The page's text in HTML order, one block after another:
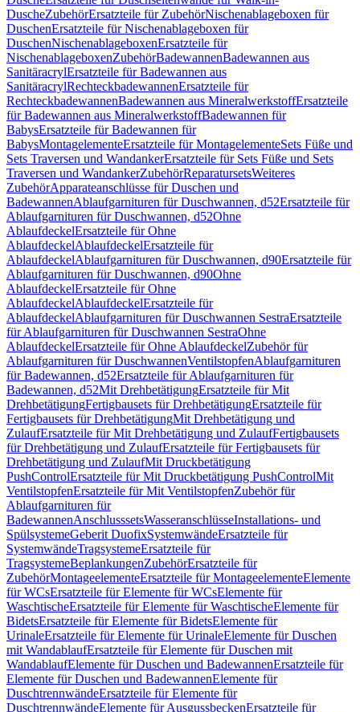
DuscheZubehörErsatzteile für ZubehörNischenablageboxen für
DuschenErsatzteile für Nischenablageboxen für
DuschenNischenablageboxenErsatzteile für
NischenablageboxenZubehörBadewannenBadewannen aus
SanitäracrylErsatzteile für Badewannen aus
SanitäracrylRechteckbadewannenErsatzteile für
RechteckbadewannenBadewannen aus MineralwerkstoffErsatzteile
für Badewannen aus MineralwerkstoffBadewannen für
BabysErsatzteile für Badewannen für
BabysMontagelementeErsatzteile für MontagelementeSets Füße und
Sets Traversen und WandankerErsatzteile für Sets Füße und Sets
Traversen und WandankerZubehörReparatursetsWeiteres
ZubehörApparateanschlüsse für Duschen und
BadewannenAblaufgarnituren für Duschwannen, d52Ersatzteile für
Ablaufgarnituren für Duschwannen, d52Ohne
AblaufdeckelErsatzteile für Ohne
AblaufdeckelAblaufdeckelErsatzteile für
AblaufdeckelAblaufgarnituren für Duschwannen, d90Ersatzteile für
Ablaufgarnituren für Duschwannen, d90Ohne
AblaufdeckelErsatzteile für Ohne
AblaufdeckelAblaufdeckelErsatzteile für
AblaufdeckelAblaufgarnituren für Duschwannen SestraErsatzteile
für Ablaufgarnituren für Duschwannen SestraOhne
AblaufdeckelErsatzteile für Ohne AblaufdeckelZubehör für
Ablaufgarnituren für DuschwannenVentilstopfenAblaufgarnituren
für Badewannen, d52Ersatzteile für Ablaufgarnituren für
Badewannen, d52Mit DrehbetätigungErsatzteile für Mit
DrehbetätigungFertigbausets für DrehbetätigungErsatzteile für
Fertigbausets für DrehbetätigungMit Drehbetätigung und
ZulaufErsatzteile für Mit Drehbetätigung und ZulaufFertigbausets
für Drehbetätigung und ZulaufErsatzteile für Fertigbausets für
Drehbetätigung und ZulaufMit Druckbetätigung
PushControlErsatzteile für Mit Druckbetätigung PushControlMit
VentilstopfenErsatzteile für Mit VentilstopfenZubehör für
Ablaufgarnituren für
BadewannenAnschlusssetsWasseranschlüsseInstallations- und
SpülsystemeGeberit DuofixSystemwändeErsatzteile für
SystemwändeTragsystemeErsatzteile für
TragsystemeBeplankungenZubehörErsatzteile für
ZubehörMontageelementeErsatzteile für MontageelementeElemente
für WCsErsatzteile für Elemente für WCsElemente für
WaschtischeErsatzteile für Elemente für WaschtischeElemente für
BidetsErsatzteile für Elemente für BidetsElemente für
UrinaleErsatzteile für Elemente für UrinaleElemente für Duschen
mit WandablaufErsatzteile für Elemente für Duschen mit
WandablaufElemente für Duschen und BadewannenErsatzteile für
Elemente für Duschen und BadewannenElemente für
DuschtrennwändeErsatzteile für Elemente für
DuschtrennwändeElemente für AusgussbeckenErsatzteile für